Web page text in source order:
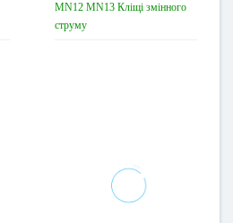
MN12 MN13 Кліщі змінного
струму